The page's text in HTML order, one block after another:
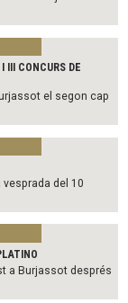
III CONCURS DE
el segon cap
vesprada del 10
a Burjassot després